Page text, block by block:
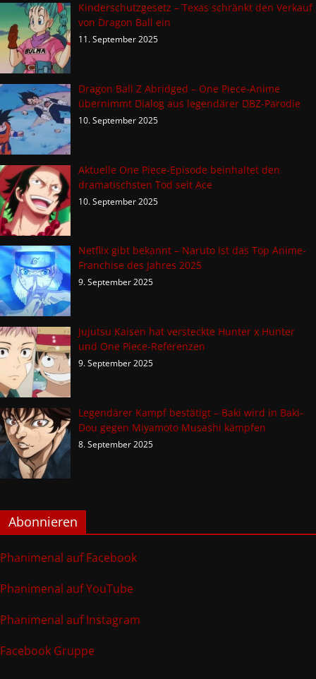
Kinderschutzgesetz – Texas schränkt den Verkauf
von Dragon Ball ein
11. September 2025
Dragon Ball Z Abridged – One Piece-Anime
übernimmt Dialog aus legendärer DBZ-Parodie
10. September 2025
Aktuelle One Piece-Episode beinhaltet den
dramatischsten Tod seit Ace
10. September 2025
Netflix gibt bekannt – Naruto ist das Top Anime-
Franchise des Jahres 2025
9. September 2025
Jujutsu Kaisen hat versteckte Hunter x Hunter
und One Piece-Referenzen
9. September 2025
Legendärer Kampf bestätigt – Baki wird in Baki-
Dou gegen Miyamoto Musashi kämpfen
8. September 2025
Abonnieren
Phanimenal auf Facebook
Phanimenal auf YouTube
Phanimenal auf Instagram
Facebook Gruppe